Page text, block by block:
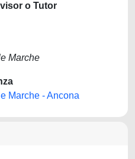
o Tutor
Marche
Marche - Ancona